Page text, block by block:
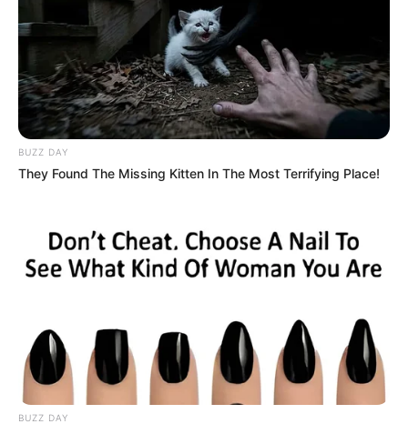
BUZZ DAY
They Found The Missing Kitten In The Most Terrifying Place!
BUZZ DAY